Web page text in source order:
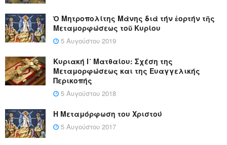
Ὁ Μητροπολίτης Μάνης διά τήν ἑορτήν τῆς
Μεταμορφώσεως τοῦ Κυρίου
5 Αυγούστου 2019
Κυριακή Ι´ Ματθαίου: Σχέση της
Μεταμορφώσεως και της Ευαγγελικής
Περικοπής
5 Αυγούστου 2018
Η Μεταμόρφωση του Χριστού
5 Αυγούστου 2017